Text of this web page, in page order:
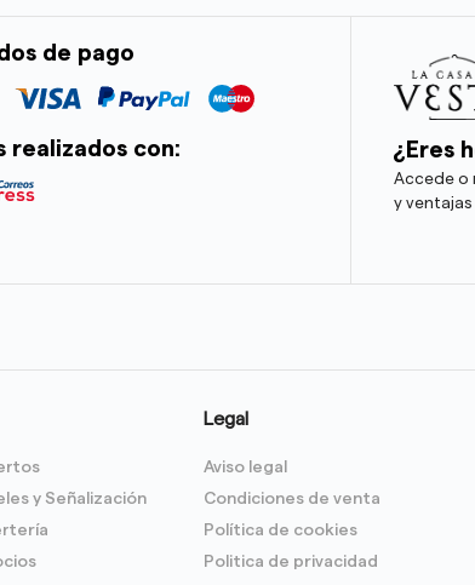
de pago
realizados con: ¿Eres
Accede o
y
y Señalización
Legal
Aviso legal
Condiciones de venta
Política de cookies
Politica de privacidad